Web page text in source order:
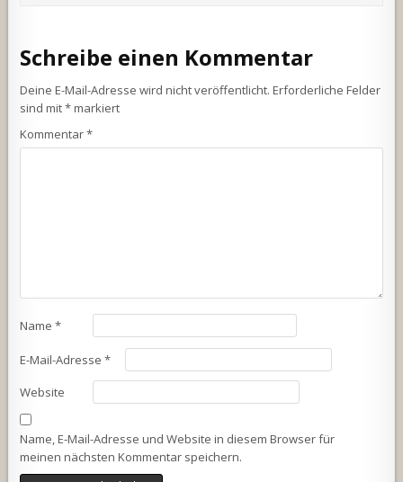
Schreibe einen Kommentar
Deine E-Mail-Adresse wird nicht veröffentlicht. Erforderliche Felder
sind mit*markiert
Kommentar*
Name*
E-Mail-Adresse*
Website
Name, E-Mail-Adresse und Website in diesem Browser für
meinen nächsten Kommentar speichern.